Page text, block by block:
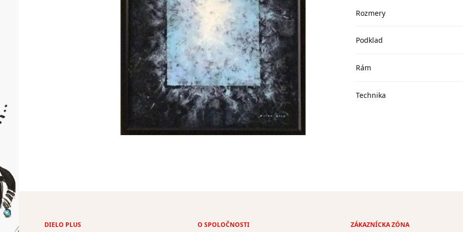
Rozmery
Podklad
Rám
Technika
DIELO PLUS O SPOLOČNOSTI ZÁKAZNÍCKA ZÓNA